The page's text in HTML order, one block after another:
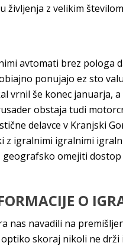
življenja z velikim
avtomati brez pologa
ponujajo ez sto
vrnil še konec januarja,
obstaja tudi
delavce v Kranjski
z igralnimi igralnimi
omejiti
O
nas navadili na
skoraj nikoli ne